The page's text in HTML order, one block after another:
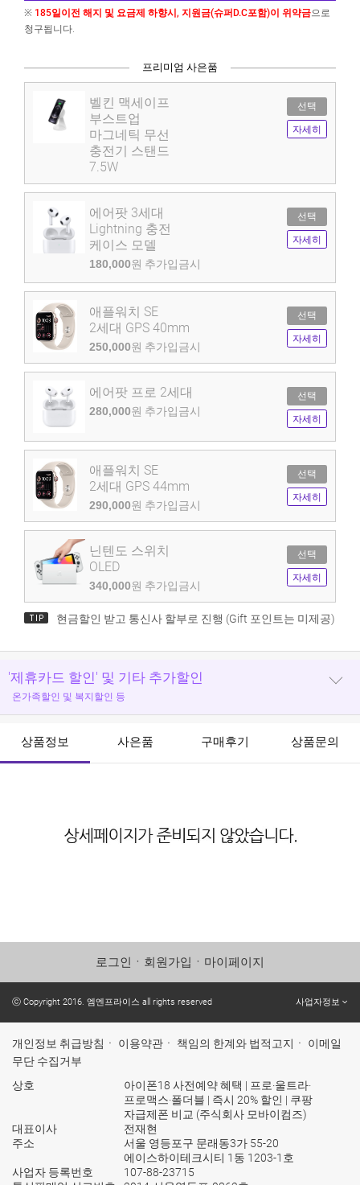
※ 185일이전 해지 및 요금제 하향시, 지원금(슈퍼D.C포함)이 위약금으로
청구됩니다.
프리미엄 사은품
벨킨 맥세이프
부스트업
마그네틱 무선
충전기 스탠드
7.5W
선택
자세히
에어팟 3세대
Lightning 충전
케이스 모델
180,000원 추가입금시
선택
자세히
애플워치 SE
2세대 GPS 40mm
250,000원 추가입금시
선택
자세히
에어팟 프로 2세대
280,000원 추가입금시
선택
자세히
애플워치 SE
2세대 GPS 44mm
290,000원 추가입금시
선택
자세히
닌텐도 스위치
OLED
340,000원 추가입금시
선택
자세히
현금할인 받고 통신사 할부로 진행 (Gift 포인트는 미제공)
'제휴카드 할인' 및 기타 추가할인
온가족할인 및 복지할인 등
상품정보 사은품 구매후기 상품문의
로그인 ㆍ 회원가입 ㆍ 마이페이지
ⓒ Copyright 2016. 엠엔프라이스 all rights reserved 사업자정보
개인정보 취급방침 ㆍ 이용약관 ㆍ 책임의 한계와 법적고지 ㆍ 이메일
무단 수집거부
상호
아이폰18 사전예약 혜택 | 프로·울트라·
프로맥스·폴더블 | 즉시 20% 할인 | 쿠팡
자급제폰 비교 (주식회사 모바이컴즈)
대표이사
전재현
주소
서울 영등포구 문래동3가 55-20
에이스하이테크시티 1동 1203-1호
사업자 등록번호
107-88-23715